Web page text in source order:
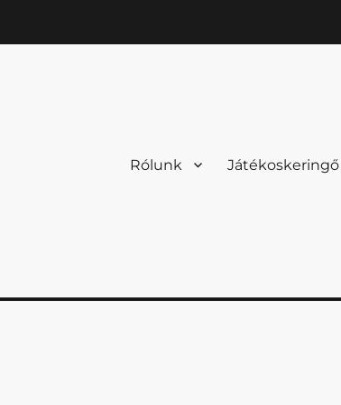
Rólunk Játékoskeringő